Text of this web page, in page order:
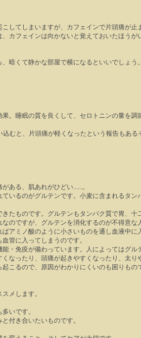
してしまいますが、カフェインで片頭痛が
カフェインは向かないと覚えておいたほうが
暗くて静かな部屋で横になるといいでしょ
。睡眠の質を良くして、セロトニンの量を
込むと、片頭痛が軽くなったという報告もあ
ある、肌あれがひどい......。
いるのがグルテンです。小麦に含まれるタ
たものです。グルテンもタンパク質で胃、
のですが、グルテンを消化するのが不得意
アミノ酸のように小さいものを通し血液中
管に入ってしまうのです。
・免疫が備わっています。人によってはグ
なったり、頭痛が起きやすくなったり、太り
こるので、原因がわかりにくいのも困りもの
メします。
いです。
付き合いたいものです。